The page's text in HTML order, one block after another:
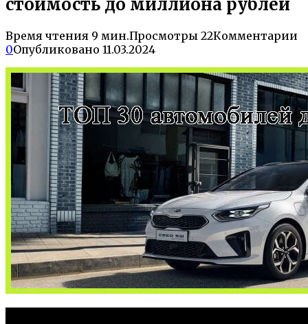
стоимость до миллиона рублей
Время чтения 9 мин.Просмотры 22Комментарии
0Опубликовано 11.03.2024